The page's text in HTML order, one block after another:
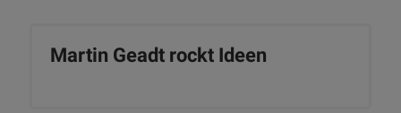
Martin Geadt rockt Ideen